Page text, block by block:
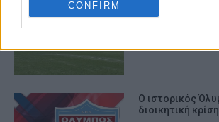
authentication functionality and
prevention, and other user
CONFIRM
«Στον Όλυμπο
συνέλευση»
Ο ιστορικός
διοικητική